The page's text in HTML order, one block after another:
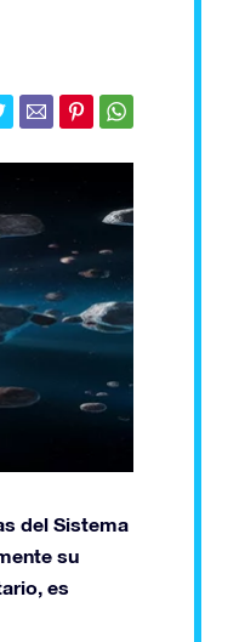
del Sistema
su
es